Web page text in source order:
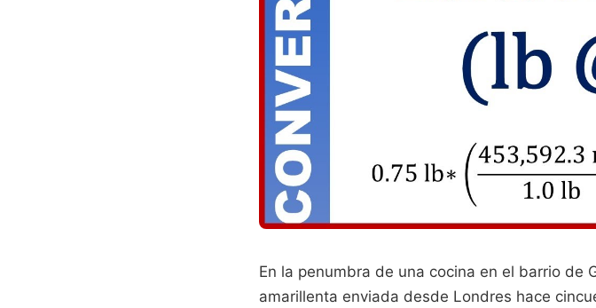
En la penumbra de una cocina en el barrio de
amarillenta enviada desde Londres hace